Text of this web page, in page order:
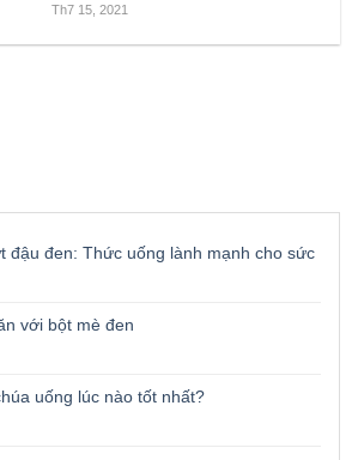
Th7 15, 2021
đậu đen: Thức uống lành mạnh cho sức
với bột mè đen
uống lúc nào tốt nhất?